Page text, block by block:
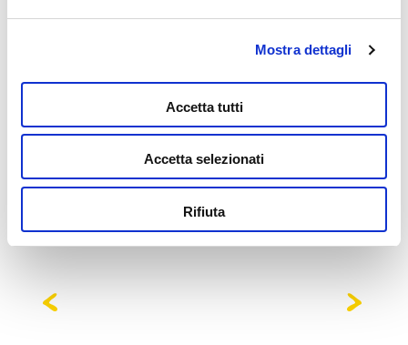
Mostra dettagli
Accetta tutti
Accetta selezionati
Rifiuta
Potrebbe interessarti
anche...